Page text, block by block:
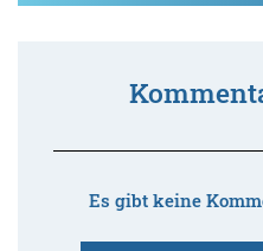
Es gibt keine